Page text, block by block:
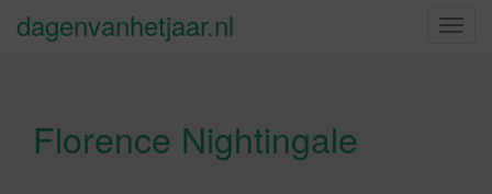
S
dagenvanhetjaar.nl
Florence Nightingale